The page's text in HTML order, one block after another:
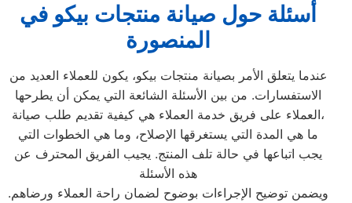
أسئلة حول صيانة منتجات بيكو في
المنصورة
عندما يتعلق الأمر بصيانة منتجات بيكو، يكون للعملاء العديد من
الاستفسارات. من بين الأسئلة الشائعة التي يمكن أن يطرحها
العملاء على فريق خدمة العملاء هي كيفية تقديم طلب صيانة،
ما هي المدة التي يستغرقها الإصلاح، وما هي الخطوات التي
يجب اتباعها في حالة تلف المنتج. يجيب الفريق المحترف عن
هذه الأسئلة
ويضمن توضيح الإجراءات بوضوح لضمان راحة العملاء ورضاهم.